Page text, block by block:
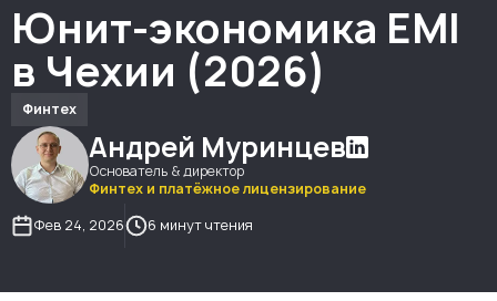
Юнит-экономика EMI
в Чехии (2026)
Финтех
Андрей Муринцев
Основатель & директор
Финтех и платёжное лицензирование
Фев 24, 2026
6 минут чтения